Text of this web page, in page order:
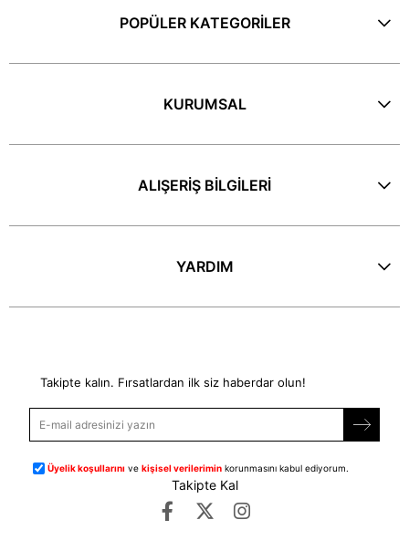
POPÜLER KATEGORİLER
KURUMSAL
ALIŞERİŞ BİLGİLERİ
YARDIM
Takipte kalın. Fırsatlardan ilk siz haberdar olun!
Üyelik koşullarını vekişisel verilerimin korunmasını kabul ediyorum.
Takipte Kal